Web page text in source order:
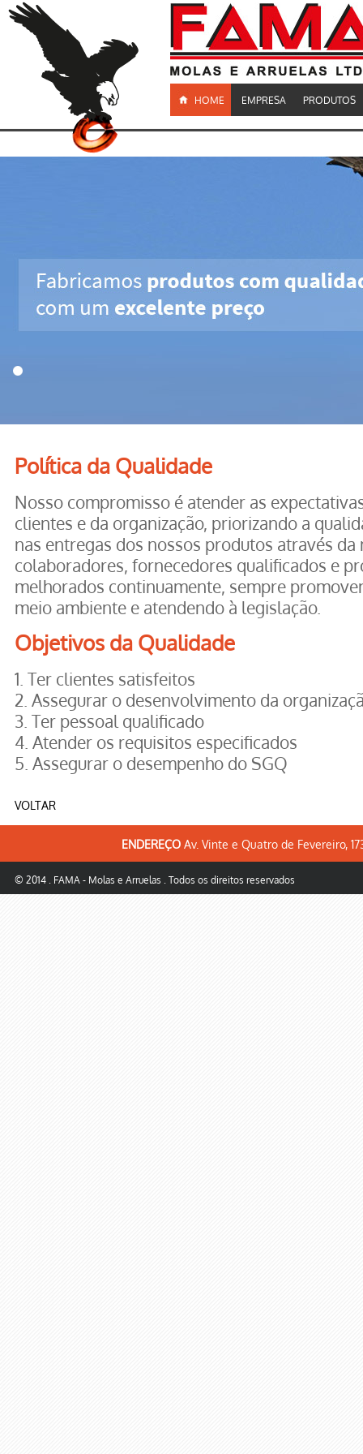
HOME EMPRESA PRODUTOS
1
Política da Qualidade
Nosso compromisso é atender as
clientes e da organização, priorizando a
nas entregas dos nossos produtos através da
colaboradores, fornecedores qualificados e
melhorados continuamente, sempre
meio ambiente e atendendo à legislação.
Objetivos da Qualidade
1. Ter clientes satisfeitos
2. Assegurar o desenvolvimento da
3. Ter pessoal qualificado
4. Atender os requisitos especificados
5. Assegurar o desempenho do SGQ
VOLTAR
ENDEREÇO Av. Vinte e Quatro de Fevereiro,
© 2014 . FAMA - Molas e Arruelas . Todos os direitos reservados